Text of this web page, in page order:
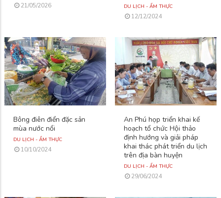
21/05/2026 DU LỊCH - ẨM THỰC
12/12/2024
Bông điên điển đặc sản
mùa nước nổi
DU LỊCH - ẨM THỰC
10/10/2024
An Phú họp triển khai kế
hoạch tổ chức Hội thảo
định hướng và giải pháp
khai thác phát triển du lịch
trên địa bàn huyện
DU LỊCH - ẨM THỰC
29/06/2024